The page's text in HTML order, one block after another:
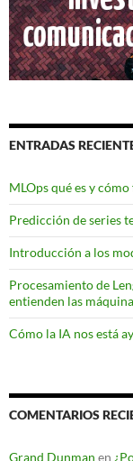
ENTRADAS
MLOps qué es y
Predicción de series
Introducción a los
Procesamiento de
entienden las
Cómo la IA nos está
COMENTARIOS
Grand Dunman en